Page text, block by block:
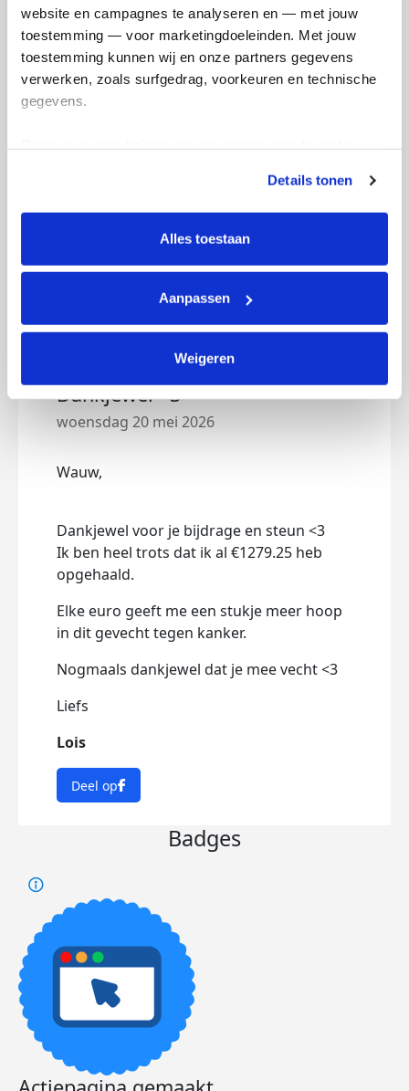
website en campagnes te analyseren en — met jouw
toestemming — voor marketingdoeleinden. Met jouw
toestemming kunnen wij en onze partners gegevens
verwerken, zoals surfgedrag, voorkeuren en technische
gegevens.
tonen. Je kunt je toestemming op elk moment wijzigen of
intrekken via Cookie instellingen onderaan de pagina. De
lijst met cookies is te vinden in het tabblad “details”.
Details tonen
Alles toestaan
Aanpassen
Weigeren
Doneer nu
€1.455 €2.000
Updates
Dankjewel <3
woensdag 20 mei 2026
Wauw,
Dankjewel voor je bijdrage en steun <3
Ik ben heel trots dat ik al €1279.25 heb
opgehaald.
Elke euro geeft me een stukje meer hoop
in dit gevecht tegen kanker.
Nogmaals dankjewel dat je mee vecht <3
Liefs
Lois
Deel op
Badges